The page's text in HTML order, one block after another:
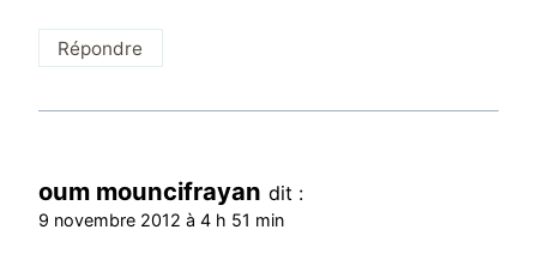
Répondre
oum mouncifrayan dit :
9 novembre 2012 à 4 h 51 min